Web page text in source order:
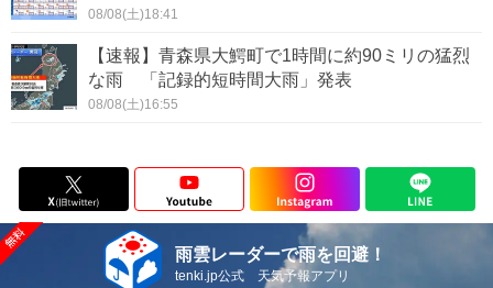
08/08(土)18:41
【速報】青森県大鰐町で1時間に約90ミリの猛烈
な雨 「記録的短時間大雨」発表
08/08(土)16:55
雨雲レーダーで雨を回避！
tenki.jp公式 天気予報アプリ